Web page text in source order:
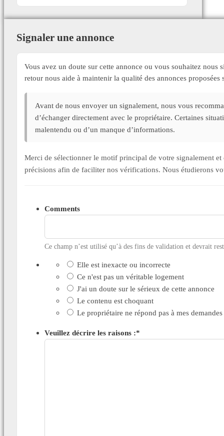
Signaler une annonce
Vous avez un doute sur cette annonce ou vous souhaitez
retour nous aide à maintenir la qualité des annonces proposées
Avant de nous envoyer un signalement, nous vous
d’échanger directement avec le propriétaire. Certaines
malentendu ou d’un manque d’informations.
Merci de sélectionner le motif principal de votre signalement
précisions afin de faciliter nos vérifications. Nous étudierons
Comments
Ce champ n’est utilisé qu’à des fins de validation et devrait
Elle est inexacte ou incorrecte
Ce n'est pas un véritable logement
J'ai un doute sur le sérieux de cette annonce
Le contenu est choquant
Le propriétaire ne répond pas à mes demandes
Veuillez décrire les raisons :*